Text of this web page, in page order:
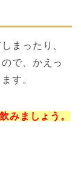
まったり、
で、かえっ
す。
みましょう。